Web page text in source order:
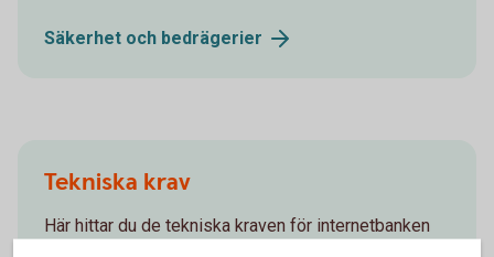
Säkerhet och bedrägerier
Tekniska krav
Här hittar du de tekniska kraven för internetbanken